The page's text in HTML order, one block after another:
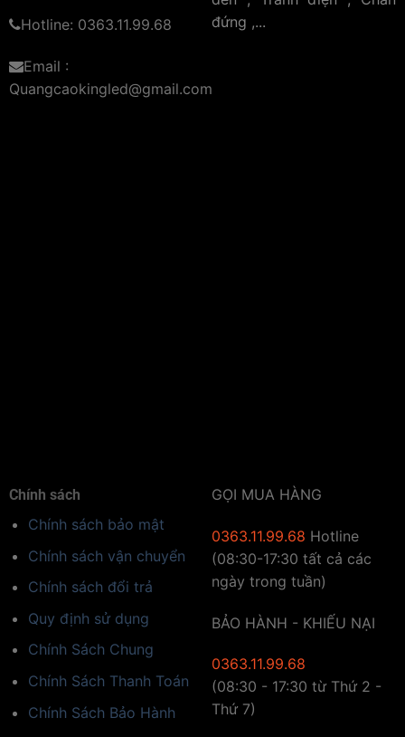
Hotline: 0363.11.99.68
Email :
Quangcaokingled@gmail.com
đứng ,...
Chính sách
Chính sách bảo mật
Chính sách vận chuyển
Chính sách đổi trả
Quy định sử dụng
Chính Sách Chung
Chính Sách Thanh Toán
Chính Sách Bảo Hành
GỌI MUA HÀNG
0363.11.99.68 Hotline
(08:30-17:30 tất cả các
ngày trong tuần)
BẢO HÀNH - KHIẾU NẠI
0363.11.99.68
(08:30 - 17:30 từ Thứ 2 -
Thứ 7)